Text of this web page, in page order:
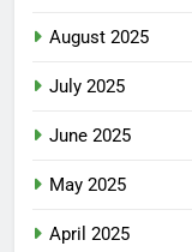
August 2025
July 2025
June 2025
May 2025
April 2025